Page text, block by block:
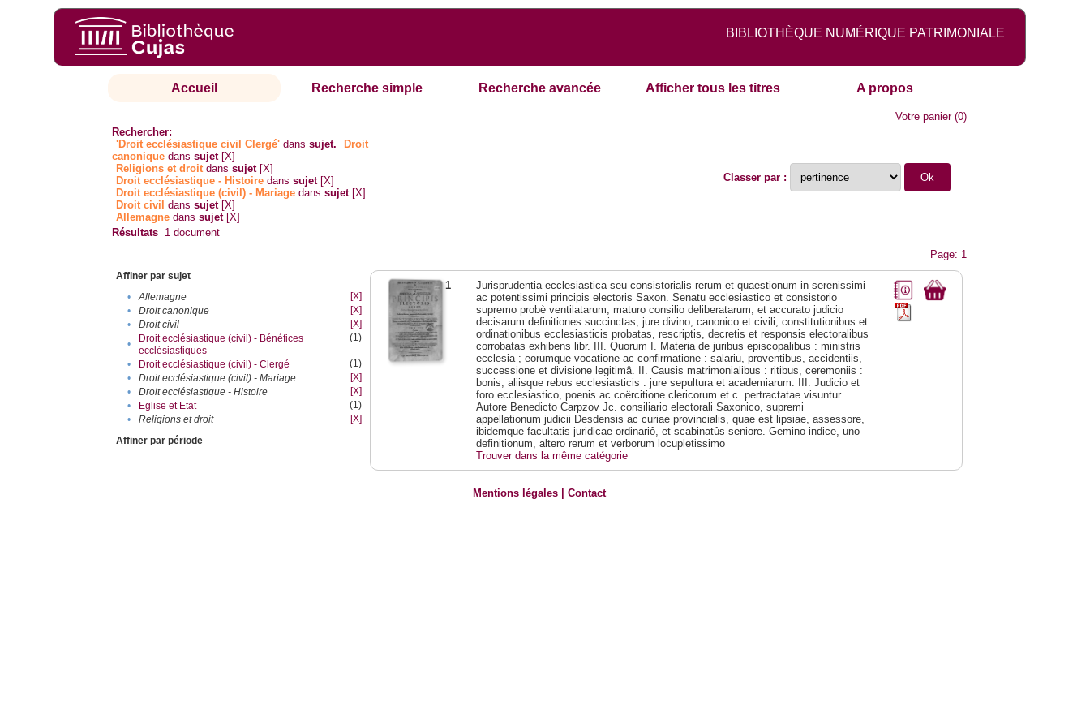
BIBLIOTHÈQUE NUMÉRIQUE PATRIMONIALE
Accueil Recherche simple Recherche avancée Afficher tous les titres A propos
Votre panier(0)
Rechercher:
'Droit ecclésiastique civil Clergé' danssujet.
Droit
canonique danssujet [X]
Religions et droitdanssujet [X]
Droit ecclésiastique - Histoire danssujet [X]
Droit ecclésiastique (civil) - Mariage danssujet [X]
Droit civil danssujet [X]
Allemagne danssujet [X]
Classer par :
Résultats 1 document
Page: 1
Affiner par sujet
•
Allemagne
[X]
•
Droit canonique
[X]
•
Droit civil
[X]
•
Droit ecclésiastique (civil) - Bénéfices
ecclésiastiques
(1)
• Droit ecclésiastique (civil) - Clergé
(1)
•
Droit ecclésiastique (civil) - Mariage
[X]
•
Droit ecclésiastique - Histoire
[X]
•
Eglise et Etat
(1)
•
Religions et droit
[X]
Affiner par période
1
Jurisprudentia ecclesiastica seu consistorialis rerum et quaestionum in serenissimi
ac potentissimi principis electoris Saxon. Senatu ecclesiastico et consistorio
supremo probè ventilatarum, maturo consilio deliberatarum, et accurato judicio
decisarum definitiones succinctas, jure divino, canonico et civili, constitutionibus et
ordinationibus ecclesiasticis probatas, rescriptis, decretis et responsis electoralibus
corrobatas exhibens libr. III. Quorum I. Materia de juribus episcopalibus : ministris
ecclesia ; eorumque vocatione ac confirmatione : salariu, proventibus, accidentiis,
successione et divisione legitimâ. II. Causis matrimonialibus : ritibus, ceremoniis :
bonis, aliisque rebus ecclesiasticis : jure sepultura et academiarum. III. Judicio et
foro ecclesiastico, poenis ac coërcitione clericorum et c. pertractatae visuntur.
Autore Benedicto Carpzov Jc. consiliario electorali Saxonico, supremi
appellationum judicii Desdensis ac curiae provincialis, quae est lipsiae, assessore,
ibidemque facultatis juridicae ordinariô, et scabinatûs seniore. Gemino indice, uno
definitionum, altero rerum et verborum locupletissimo
Trouver dans la même catégorie
Mentions légales |Contact